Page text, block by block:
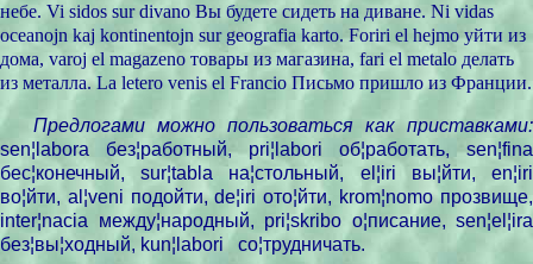
небе. Vi sidos sur divano Вы будете сидеть на диване. Ni vidas
oceanojn kaj kontinentojn sur geografia karto.Foriri el hejmo уйти из
дома, varoj el magazeno товары из магазина, fari el metalo делать
из металла. La letero venis el Francio Письмо пришло из Франции.
Предлогами можно пользоваться как приставками:
sen¦labora без¦работный, pri¦labori об¦работать, sen¦fina
бес¦конечный, sur¦tabla на¦стольный, el¦iri вы¦йти, en¦iri
во¦йти, al¦veni подойти, de¦iri ото¦йти, krom¦nomo прозвище,
inter¦nacia между¦народный, pri¦skribo о¦писание, sen¦el¦ira
без¦вы¦ходный, kun¦labori
со¦трудничать.